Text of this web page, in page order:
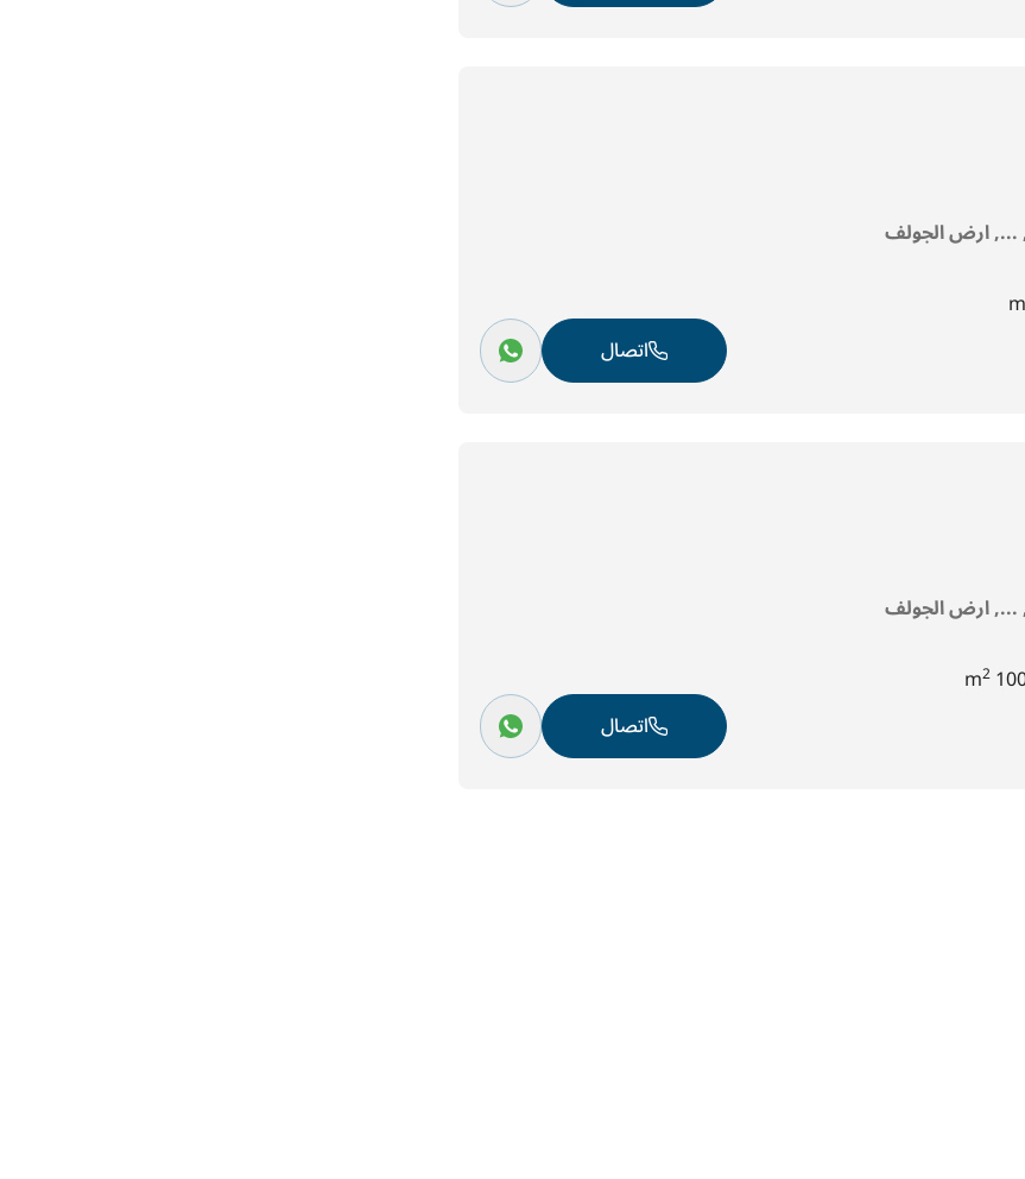
..., ارض الجولف
اتصال
..., ارض الجولف
2
اتصال